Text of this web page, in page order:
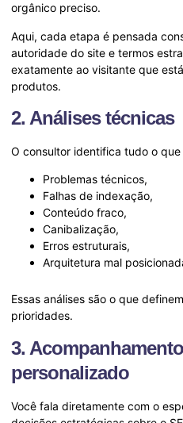
orgânico preciso.
Aqui, cada etapa é pensada
autoridade do site e termos
exatamente ao visitante que
produtos.
2. Análises técnicas
O consultor identifica tudo o
Problemas técnicos,
Falhas de indexação,
Conteúdo fraco,
Canibalização,
Erros estruturais,
Arquitetura mal
Essas análises são o que
prioridades.
3.
personalizado
Você fala diretamente com o